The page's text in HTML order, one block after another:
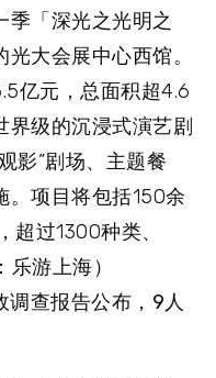
季「深光之光明之
大会展中心西馆。
亿元，总面积超4.6
级的沉浸式演艺剧
影”剧场、主题餐
。项目将包括150余
过1300种类、
游上海）
查报告公布，9人